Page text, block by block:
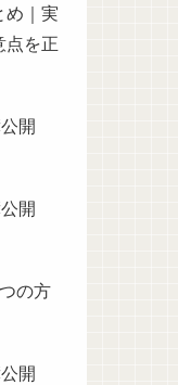
め｜実
点を正
公開
公開
の方
公開